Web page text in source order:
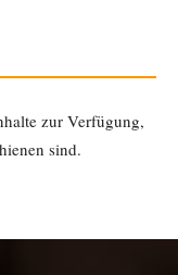
zur Verfügung,
sind.